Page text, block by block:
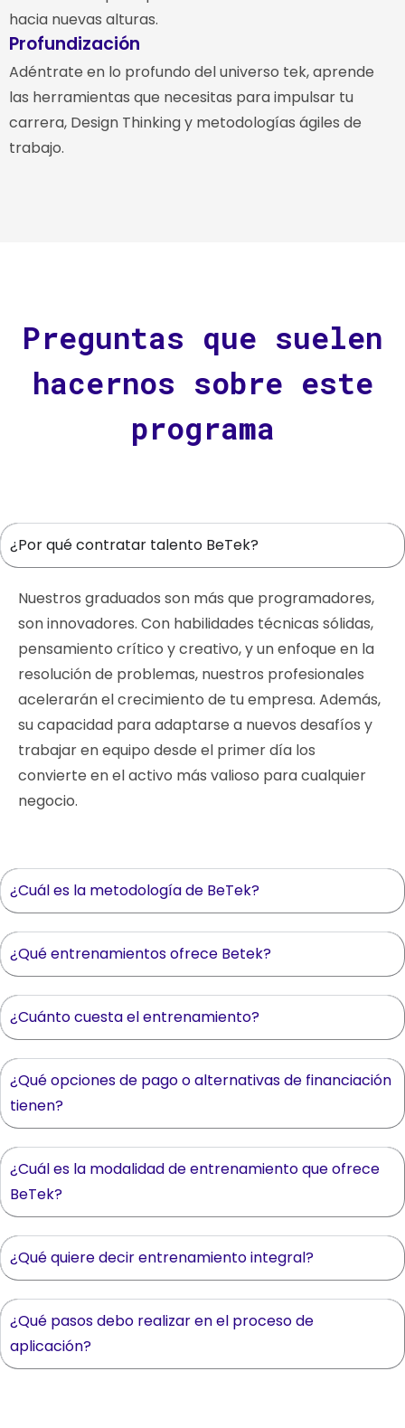
hacia nuevas alturas.
Profundización
Adéntrate en lo profundo del universo tek, aprende
las herramientas que necesitas para impulsar tu
carrera, Design Thinking y metodologías ágiles de
trabajo.
Preguntas que suelen
hacernos sobre este
programa
¿Por qué contratar talento BeTek?
Nuestros graduados son más que programadores,
son innovadores. Con habilidades técnicas sólidas,
pensamiento crítico y creativo, y un enfoque en la
resolución de problemas, nuestros profesionales
acelerarán el crecimiento de tu empresa. Además,
su capacidad para adaptarse a nuevos desafíos y
trabajar en equipo desde el primer día los
convierte en el activo más valioso para cualquier
negocio.
¿Cuál es la metodología de BeTek?
¿Qué entrenamientos ofrece Betek?
¿Cuánto cuesta el entrenamiento?
¿Qué opciones de pago o alternativas de financiación
tienen?
¿Cuál es la modalidad de entrenamiento que ofrece
BeTek?
¿Qué quiere decir entrenamiento integral?
¿Qué pasos debo realizar en el proceso de
aplicación?